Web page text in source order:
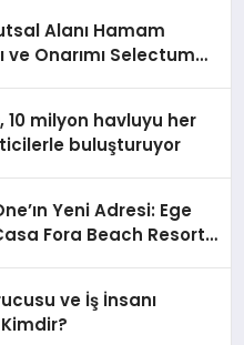
Alanı Hamam
ve Onarımı Selectum
10 milyon havluyu her
buluşturuyor
Yeni Adresi: Ege
Fora Beach Resort
ve İş İnsanı